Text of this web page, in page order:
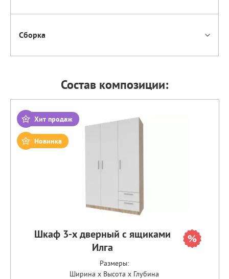
Сборка
Состав композиции:
Хит продаж
Новинка
Шкаф 3-х дверный с ящиками
Илга
Размеры:
Ширина x Высота x Глубина